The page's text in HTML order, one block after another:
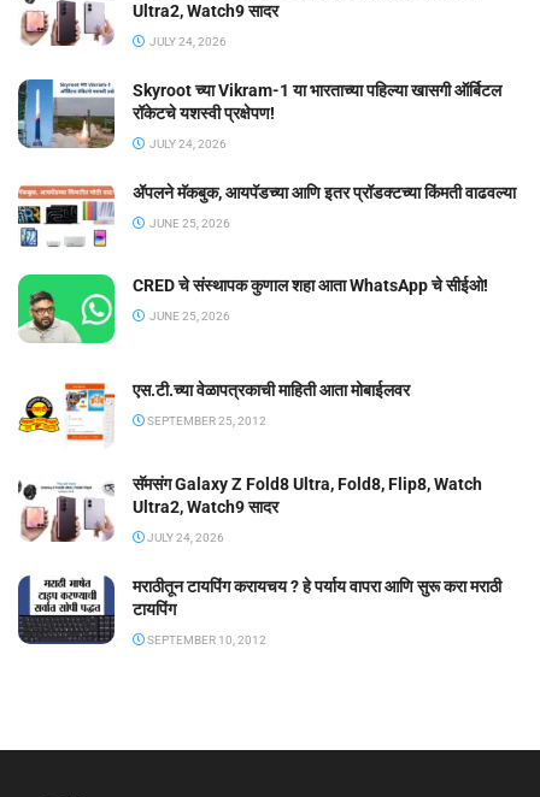
Ultra2, Watch9 सादर
JULY 24, 2026
Skyroot च्या Vikram-1 या भारताच्या पहिल्या खासगी ऑर्बिटल
रॉकेटचे यशस्वी प्रक्षेपण!
JULY 24, 2026
ॲपलने मॅकबुक, आयपॅडच्या आणि इतर प्रॉडक्टच्या किंमती वाढवल्या
JUNE 25, 2026
CRED चे संस्थापक कुणाल शहा आता WhatsApp चे सीईओ!
JUNE 25, 2026
एस.टी.च्या वेळापत्रकाची माहिती आता मोबाईलवर
SEPTEMBER 25, 2012
सॅमसंग Galaxy Z Fold8 Ultra, Fold8, Flip8, Watch
Ultra2, Watch9 सादर
JULY 24, 2026
मराठीतून टायपिंग करायचय ? हे पर्याय वापरा आणि सुरू करा मराठी
टायपिंग
SEPTEMBER 10, 2012